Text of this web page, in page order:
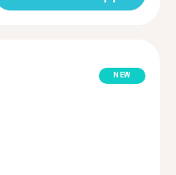
NEW